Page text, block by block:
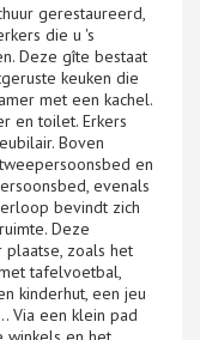
gerestaureerd,
die u 's
Deze gîte bestaat
keuken die
met een kachel.
en toilet. Erkers
Boven
en
evenals
bevindt zich
Deze
zoals het
tafelvoetbal,
kinderhut, een jeu
Via een klein pad